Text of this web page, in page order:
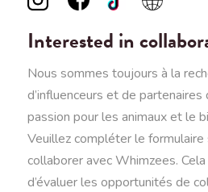
Interested in
Nous sommes toujours à la
d’influenceurs et de
passion pour les animaux et le
Veuillez compléter le formulaire
collaborer avec Whimzees.
d’évaluer les opportunités de